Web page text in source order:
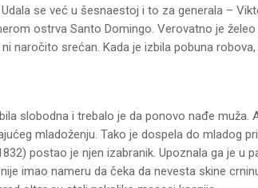
se već u šesnaestoj i to za generala –
ostrva Santo Domingo. Verovatno je
naročito srećan. Kada je izbila pobuna
slobodna i trebalo je da ponovo nađe
mladoženju. Tako je dospela do mladog
postao je njen izabranik. Upoznala ga je u
imao nameru da čeka da nevesta skine